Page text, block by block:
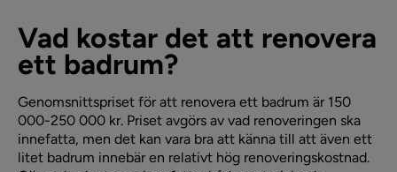
Vad kostar det att renovera
ett badrum?
Genomsnittspriset för att renovera ett badrum är 150
000-250 000 kr. Priset avgörs av vad renoveringen ska
innefatta, men det kan vara bra att känna till att även ett
litet badrum innebär en relativt hög renoveringskostnad.